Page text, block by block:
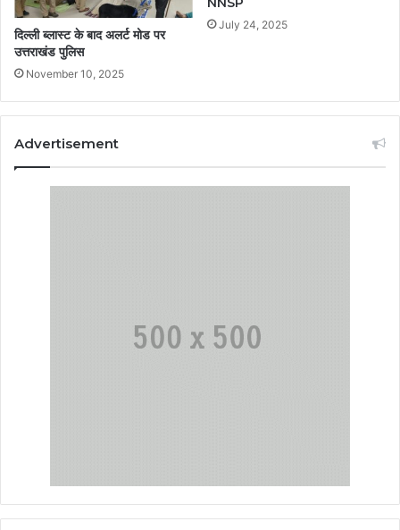
दिल्ली ब्लास्ट के बाद अलर्ट मोड पर
उत्तराखंड पुलिस
November 10, 2025
July 24, 2025
Advertisement